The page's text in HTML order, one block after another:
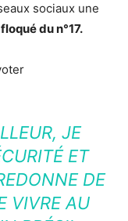
sociaux une
du n°17.
JE
ET
DE
VIVRE AU